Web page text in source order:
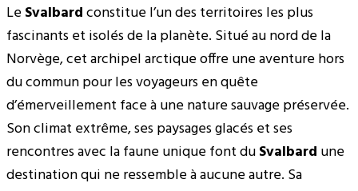
LeSvalbardconstitue l’un des territoires les plus
fascinants et isolés de la planète. Situé au nord de la
Norvège, cet archipel arctique offre une aventure hors
du commun pour les voyageurs en quête
d’émerveillement face à une nature sauvage préservée.
Son climat extrême, ses paysages glacés et ses
rencontres avec la faune unique font duSvalbard une
destination qui ne ressemble à aucune autre. Sa